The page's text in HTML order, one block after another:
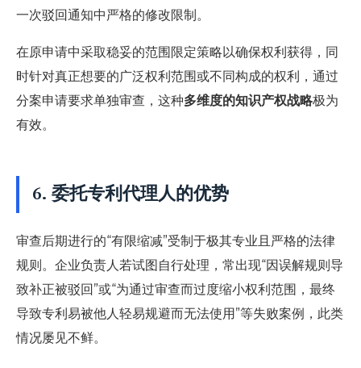
一次驳回通知中严格的修改限制。
在原申请中采取稳妥的范围限定策略以确保权利获得，同
时针对真正想要的广泛权利范围或不同构成的权利，通过
分案申请要求单独审查，这种多维度的知识产权战略极为
有效。
6. 委托专利代理人的优势
审查后期进行的“有限缩减”受制于极其专业且严格的法律
规则。企业负责人若试图自行处理，常出现“因误解规则导
致补正被驳回”或“为通过审查而过度缩小权利范围，最终
导致专利易被他人轻易规避而无法使用”等失败案例，此类
情况屡见不鲜。